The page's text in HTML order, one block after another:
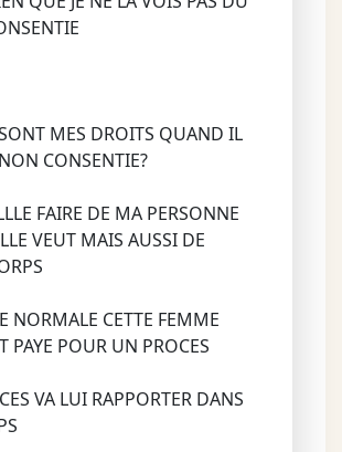
MES DROITS QUAND IL
CONSENTIE?
FAIRE DE MA PERSONNE
VEUT MAIS AUSSI DE
NORMALE CETTE FEMME
PAYE POUR UN PROCES
VA LUI RAPPORTER DANS